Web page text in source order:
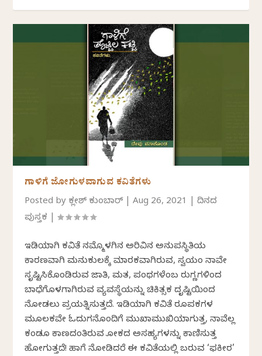
ಗಾಳಿಗೆ ಜೋಗುಳವಾಗುವ ಕವಿತೆಗಳು
Posted by ಕಲ್ಲೇಶ್ ಕುಂಬಾರ್|Aug 26, 2021 |ದಿನದ
ಪುಸ್ತಕ |
ಇಡಿಯಾಗಿ ಕವಿತೆ ನಮ್ಮೊಳಗಿನ ಅರಿವಿನ ಅನುಪಸ್ಥಿತಿಯ
ಕಾರಣವಾಗಿ ಮನುಕುಲಕ್ಕೆ ಮಾರಕವಾಗಿರುವ, ಸ್ವಯಂ ನಾವೇ
ಸೃಷ್ಟಿಸಿಕೊಂಡಿರುವ ಜಾತಿ, ಮತ, ಪಂಥಗಳೆಂಬ ರುಗ್ಣಗಳಿಂದ
ಬಾಧೆಗೊಳಗಾಗಿರುವ ವ್ಯವಸ್ಥೆಯನ್ನು ಚಿಕಿತ್ಸಕ ದೃಷ್ಟಿಯಿಂದ
ನೋಡಲು ಪ್ರಯತ್ನಿಸುತ್ತದೆ. ಇಡಿಯಾಗಿ ಕವಿತೆ ರೂಪಕಗಳ
ಮೂಲಕವೇ ಓದುಗನೊಂದಿಗೆ ಮುಖಾಮುಖಿಯಾಗುತ್ತ, ನಾವೆಲ್ಲ
ಕಂಡೂ ಕಾಣದಂತಿರುವ ಲೋಕದ ಅಸಹ್ಯಗಳನ್ನು ಕಾಣಿಸುತ್ತ
ಹೋಗುತ್ತದೆ! ಹಾಗೆ ನೋಡಿದರೆ ಈ ಕವಿತೆಯಲ್ಲಿ ಬರುವ ‘ಫಕೀರ’